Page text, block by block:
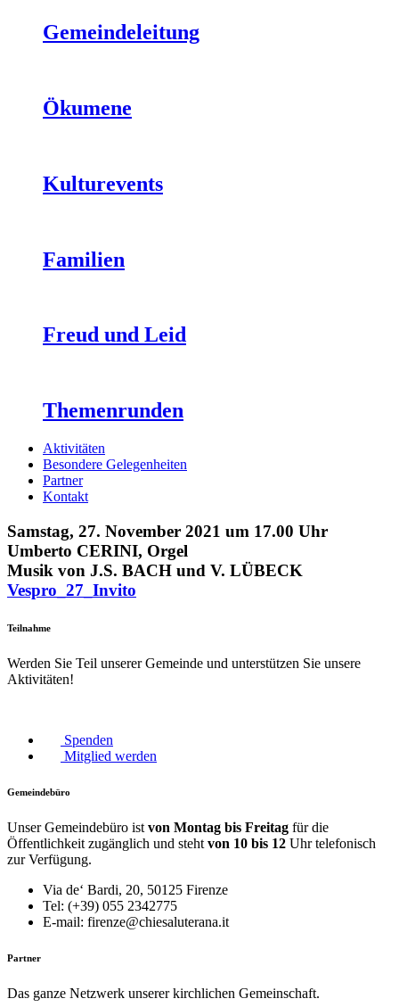
Gemeindeleitung
Ökumene
Kulturevents
Familien
Freud und Leid
Themenrunden
Aktivitäten
Besondere Gelegenheiten
Partner
Kontakt
Samstag, 27. November 2021 um 17.00 Uhr
Umberto CERINI, Orgel
Musik von J.S. BACH und V. LÜBECK
Vespro_27_Invito
Teilnahme
Werden Sie Teil unserer Gemeinde und unterstützen Sie unsere
Aktivitäten!
Spenden
Mitglied werden
Gemeindebüro
Unser Gemeindebüro ist von Montag bis Freitag für die
Öffentlichkeit zugänglich und steht von 10 bis 12 Uhr telefonisch
zur Verfügung.
Via de‘ Bardi, 20, 50125 Firenze
Tel: (+39) 055 2342775
E-mail: firenze@chiesaluterana.it
Partner
Das ganze Netzwerk unserer kirchlichen Gemeinschaft.